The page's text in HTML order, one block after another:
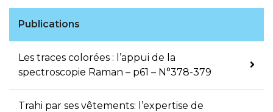
Publications
Les traces colorées : l’appui de la
spectroscopie Raman – p61 – N°378-379
Trahi par ses vêtements: l’expertise de